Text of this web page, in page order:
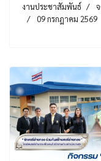
งานประชาสัมพันธ์
09 กรกฎาคม 2569